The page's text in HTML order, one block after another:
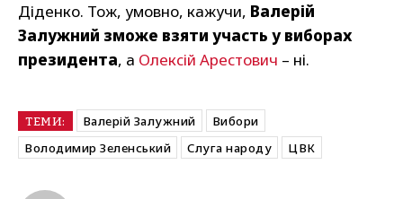
Діденко. Тож, умовно, кажучи, Валерій
Залужний зможе взяти участь у виборах
президента, а Олексій Арестович – ні.
ТЕМИ: Валерій Залужний
Вибори
Володимир Зеленський
Слуга народу ЦВК